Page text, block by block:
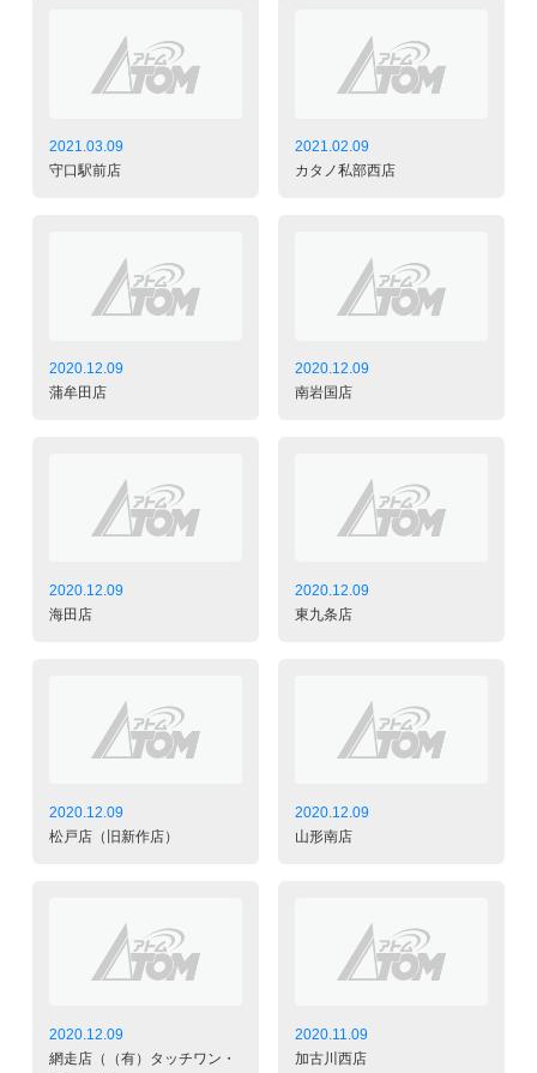
2021.03.09
守口駅前店
2021.02.09
カタノ私部西店
2020.12.09
蒲牟田店
2020.12.09
南岩国店
2020.12.09
海田店
2020.12.09
東九条店
2020.12.09
松戸店（旧新作店）
2020.12.09
山形南店
2020.12.09
網走店（（有）タッチワン・
2020.11.09
加古川西店